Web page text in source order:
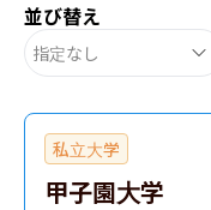
並び替え
指定なし
私立大学
甲子園大学